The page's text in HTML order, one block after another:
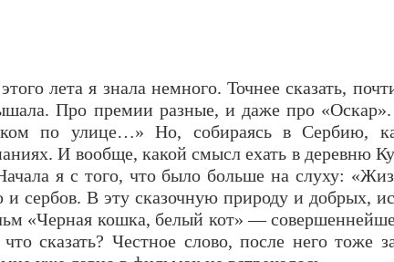
лета я знала немного. Точнее сказать,
Про премии разные, и даже про
по улице…» Но, собираясь в Сербию,
И вообще, какой смысл ехать в деревню
я с того, что было больше на слуху:
В эту сказочную природу и добрых,
«Черная кошка, белый кот» —
сказать? Честное слово, после него тоже